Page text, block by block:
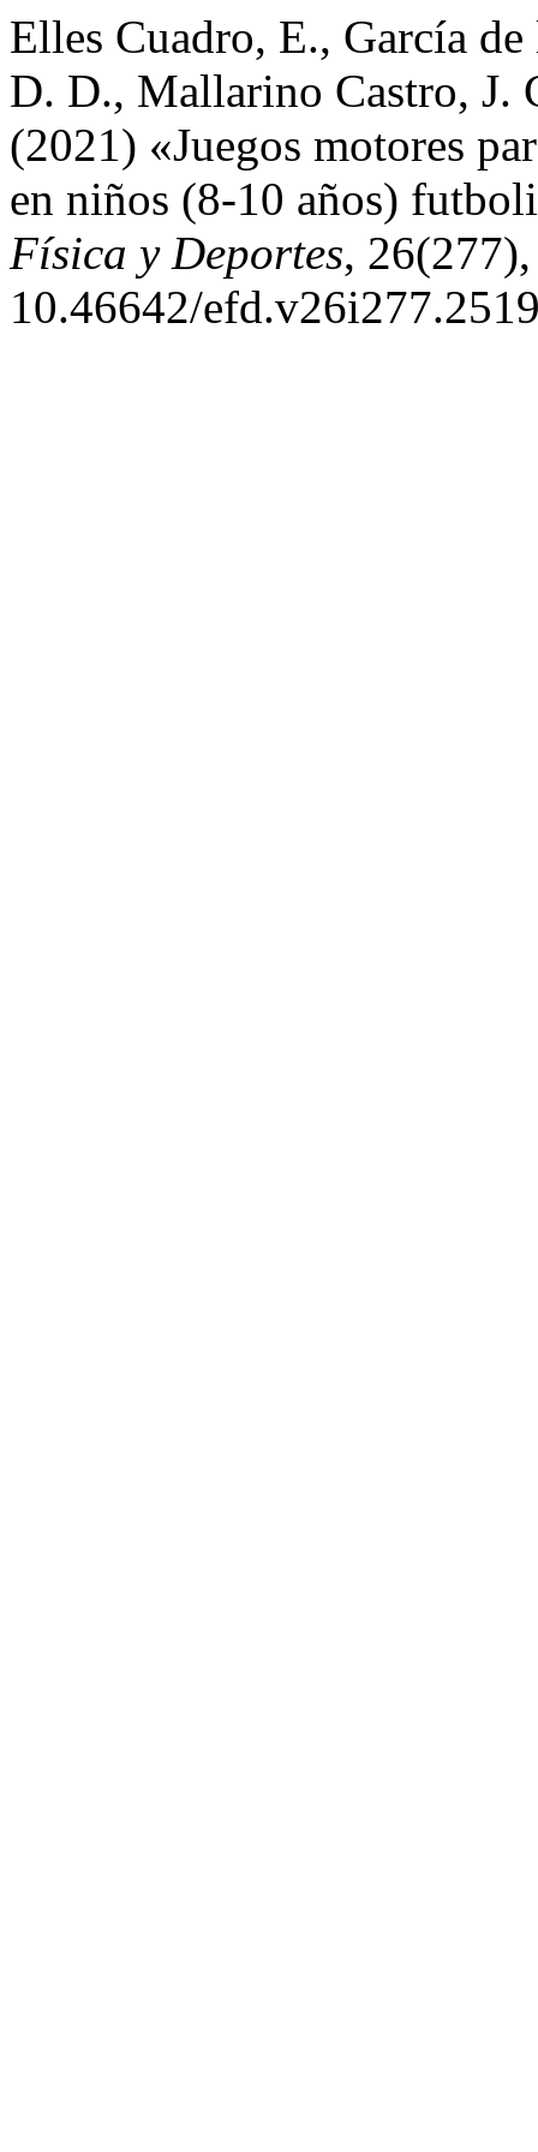
Elles Cuadro, E., García
D. D., Mallarino Castro, J.
(2021) «Juegos motores
en niños (8-10 años)
Física y Deportes,
10.46642/